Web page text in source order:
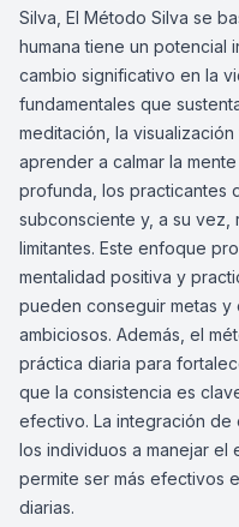
Silva, El Método Silva se
humana tiene un potencial
cambio significativo en la
fundamentales que
meditación, la
aprender a calmar la
profunda, los practicantes
subconsciente y, a su vez,
limitantes. Este enfoque
mentalidad positiva y
pueden conseguir metas y
ambiciosos. Además, el
práctica diaria para
que la consistencia es
efectivo. La integración de
los individuos a manejar el
permite ser más efectivos
diarias.